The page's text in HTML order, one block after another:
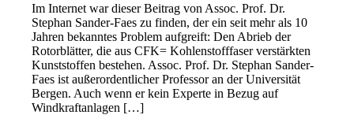
Im Internet war dieser Beitrag von Assoc. Prof. Dr.
Stephan Sander-Faes zu finden, der ein seit mehr als 10
Jahren bekanntes Problem aufgreift: Den Abrieb der
Rotorblätter, die aus CFK= Kohlenstofffaser verstärkten
Kunststoffen bestehen. Assoc. Prof. Dr. Stephan Sander-
Faes ist außerordentlicher Professor an der Universität
Bergen. Auch wenn er kein Experte in Bezug auf
Windkraftanlagen […]